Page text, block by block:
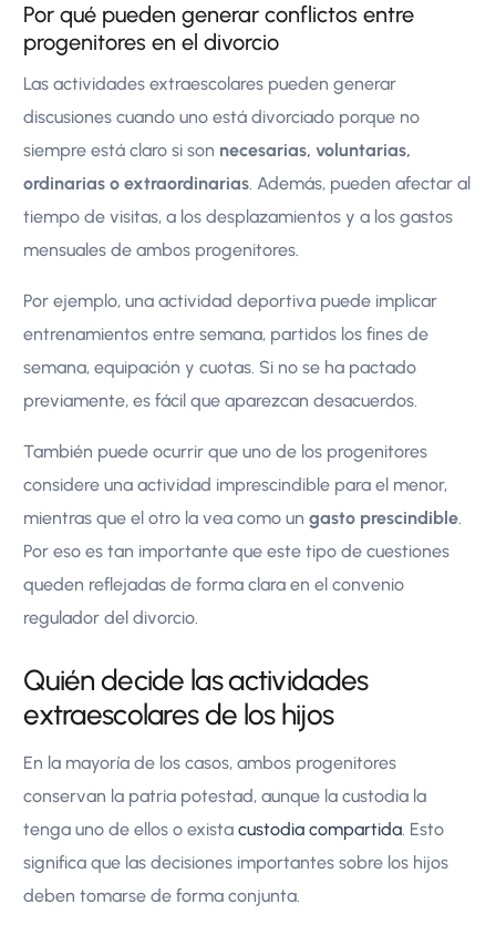
Por qué pueden generar conflictos entre
progenitores en el divorcio
Las actividades extraescolares pueden generar
discusiones cuando uno está divorciado porque no
siempre está claro si son necesarias, voluntarias,
ordinarias o extraordinarias. Además, pueden afectar al
tiempo de visitas, a los desplazamientos y a los gastos
mensuales de ambos progenitores.
Por ejemplo, una actividad deportiva puede implicar
entrenamientos entre semana, partidos los fines de
semana, equipación y cuotas. Si no se ha pactado
previamente, es fácil que aparezcan desacuerdos.
También puede ocurrir que uno de los progenitores
considere una actividad imprescindible para el menor,
mientras que el otro la vea como ungasto prescindible.
Por eso es tan importante que este tipo de cuestiones
queden reflejadas de forma clara en el convenio
regulador del divorcio.
Quién decide las actividades
extraescolares de los hijos
En la mayoría de los casos, ambos progenitores
conservan la patria potestad, aunque la custodia la
tenga uno de ellos o existacustodia compartida. Esto
significa que las decisiones importantes sobre los hijos
deben tomarse de forma conjunta.